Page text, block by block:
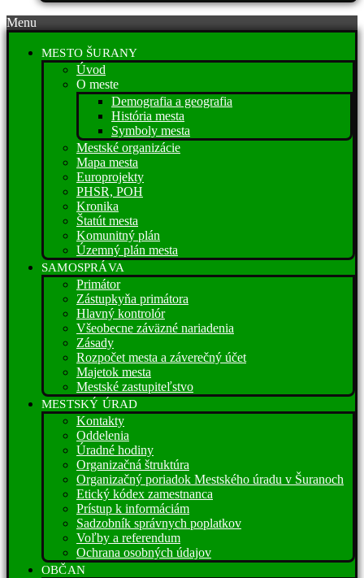
Menu
MESTO ŠURANY
Úvod
O meste
Demografia a geografia
História mesta
Symboly mesta
Mestské organizácie
Mapa mesta
Europrojekty
PHSR, POH
Kronika
Štatút mesta
Komunitný plán
Územný plán mesta
SAMOSPRÁVA
Primátor
Zástupkyňa primátora
Hlavný kontrolór
Všeobecne záväzné nariadenia
Zásady
Rozpočet mesta a záverečný účet
Majetok mesta
Mestské zastupiteľstvo
MESTSKÝ ÚRAD
Kontakty
Oddelenia
Úradné hodiny
Organizačná štruktúra
Organizačný poriadok Mestského úradu v Šuranoch
Etický kódex zamestnanca
Prístup k informáciám
Sadzobník správnych poplatkov
Voľby a referendum
Ochrana osobných údajov
OBČAN